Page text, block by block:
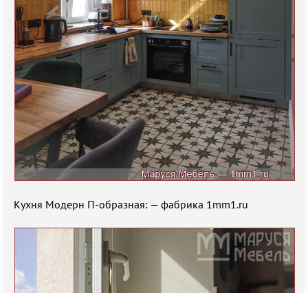
Кухня Модерн П-образная: — фабрика 1mm1.ru